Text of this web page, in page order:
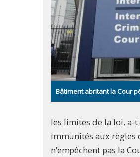
Bâtiment abritant la Cour
les limites de la loi, a-
immunités aux règles
n’empêchent pas la